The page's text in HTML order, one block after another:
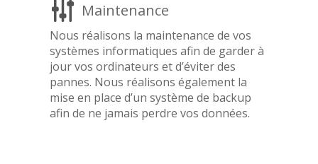
Maintenance
Nous réalisons la maintenance de vos
systèmes informatiques afin de garder à
jour vos ordinateurs et d’éviter des
pannes. Nous réalisons également la
mise en place d’un système de backup
afin de ne jamais perdre vos données.